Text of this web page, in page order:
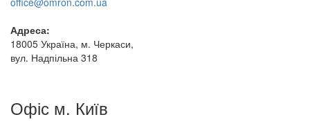
Адреса:
18005 Україна, м. Черкаси,
вул. Надпільна 318
Офіс м. Київ